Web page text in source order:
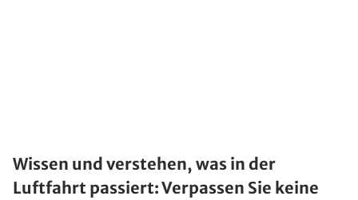
Wissen und verstehen, was in der
Luftfahrt passiert: Verpassen Sie keine